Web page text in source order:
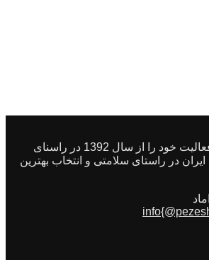
سایت پزشکان ایرانی فعالیت خود را از سال 1392 در راسنای
در راستای سلامتی و انتخاب بهترین